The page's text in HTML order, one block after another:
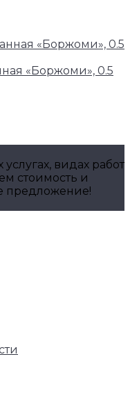
«Боржоми», 0.5
видах работ
стоимость и
предложение!